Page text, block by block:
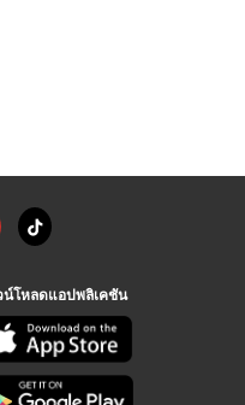
โหลดแอปพลิเคชัน